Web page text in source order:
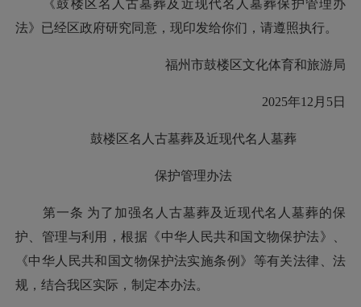
《鼓楼区名人古墓葬及近现代名人墓葬保护管理办
法》已经区政府研究同意，现印发给你们，请遵照执行。
福州市鼓楼区文化体育和旅游局
2025年12月5日
鼓楼区名人古墓葬及近现代名人墓葬
保护管理办法
第一条 为了加强名人古墓葬及近现代名人墓葬的保
护、管理与利用，根据《中华人民共和国文物保护法》、
《中华人民共和国文物保护法实施条例》等有关法律、法
规，结合我区实际，制定本办法。